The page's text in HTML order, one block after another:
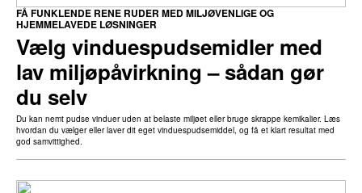
Vælg vinduespudsemidler med
lav miljøpåvirkning – sådan gør
du selv
FÅ FUNKLENDE RENE RUDER MED MILJØVENLIGE OG
HJEMMELAVEDE LØSNINGER
Du kan nemt pudse vinduer uden at belaste miljøet eller bruge skrappe kemikalier. Læs
hvordan du vælger eller laver dit eget vinduespudsemiddel, og få et klart resultat med
god samvittighed.